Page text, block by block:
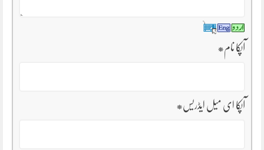
آپکا نام*
آپکا ای میل ایڈریس*